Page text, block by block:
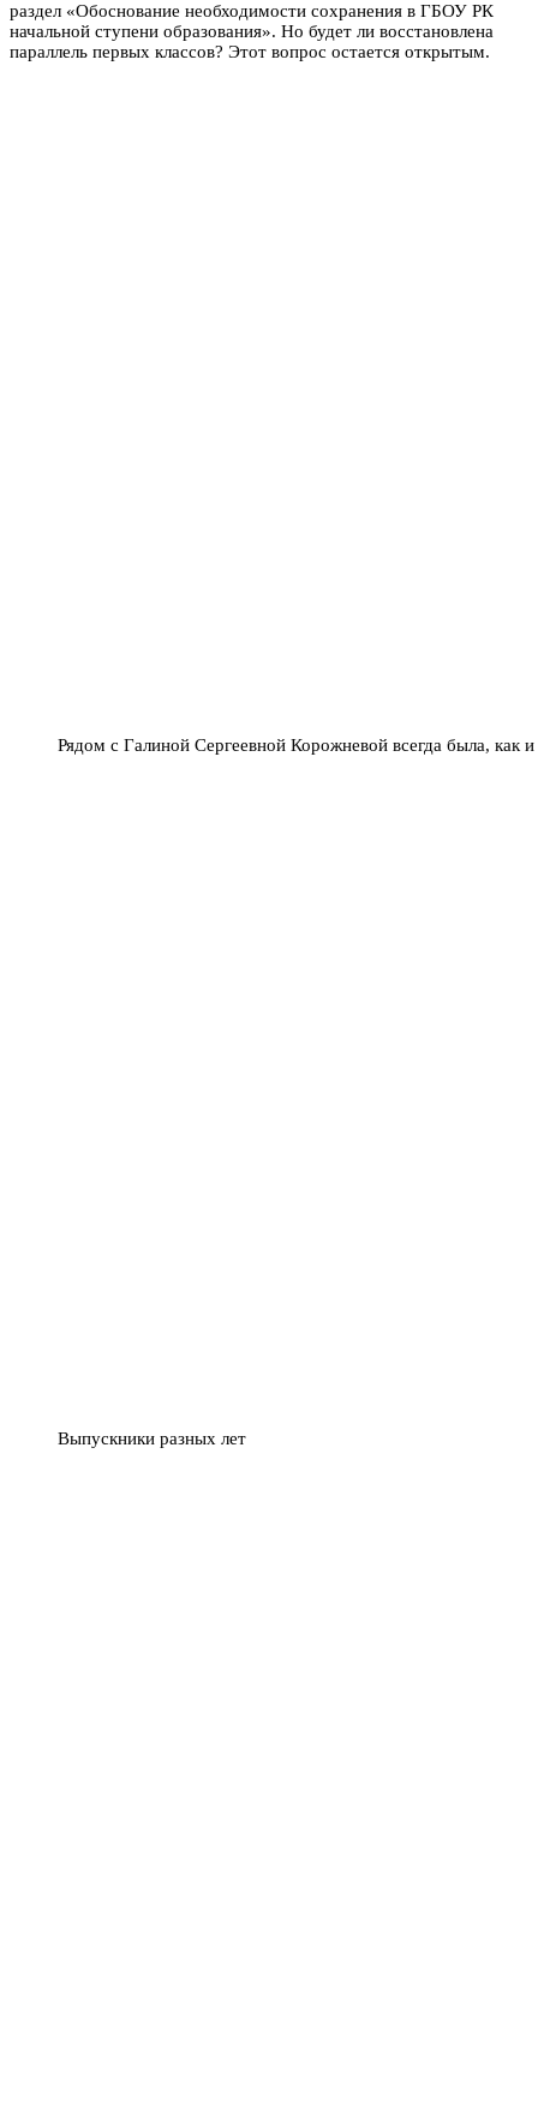
раздел «Обоснование необходимости сохранения в ГБОУ РК
начальной ступени образования». Но будет ли восстановлена
параллель первых классов? Этот вопрос остается открытым.
Рядом с Галиной Сергеевной Корожневой всегда была, как
Выпускники разных лет